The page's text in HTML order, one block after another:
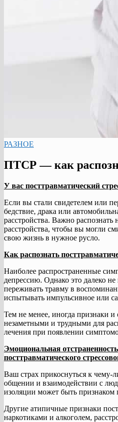
РАЗНОЕ
ПТСР — как
У вас посттравматический
Если вы стали свидетелем или
бедствие, драка или
расстройства. Важно распознать
расстройства, чтобы вы могли
свою жизнь в нужное русло.
Как распознать
Наиболее распространенные
депрессию. Однако это далеко
переживать травму в
испытывать импульсивное или
Тем не менее, иногда признаки и
незаметными и трудными для
лечения при появлении
Эмоциональная
посттравматического
Ваш страх прикоснуться к чему-
общении и взаимодействии с
изоляции может быть признаком
Другие атипичные признаки
наркотиками и алкоголем,